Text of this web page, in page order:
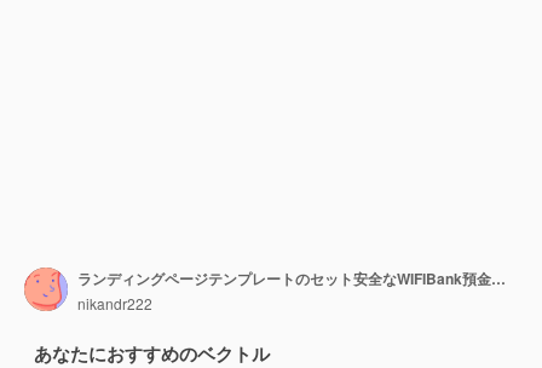
ランディングページテンプレートのセット安全なWIFIBank預金保護チームワークビジネス交渉
nikandr222
あなたにおすすめのベクトル